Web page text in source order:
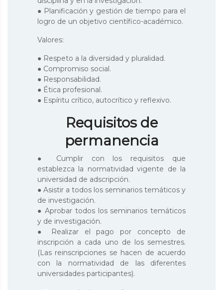
● Planificación y gestión de tiempo para el
logro de un objetivo científico-académico.
Valores:
● Respeto a la diversidad y pluralidad.
● Compromiso social.
● Responsabilidad.
● Ética profesional.
● Espíritu crítico, autocrítico y reflexivo.
Requisitos de
permanencia
● Cumplir con los requisitos que
establezca la normatividad vigente de la
universidad de adscripción.
● Asistir a todos los seminarios temáticos y
de investigación.
● Aprobar todos los seminarios temáticos
y de investigación.
● Realizar el pago por concepto de
inscripción a cada uno de los semestres.
(Las reinscripciones se hacen de acuerdo
con la normatividad de las diferentes
universidades participantes).